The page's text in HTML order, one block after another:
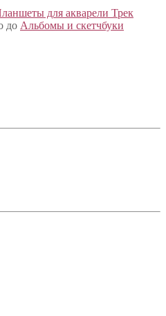
для акварели Трек
до Альбомы и скетчбуки